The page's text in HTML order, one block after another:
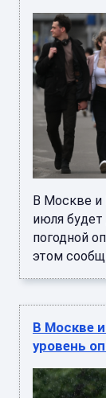
В Москве и
июля
погодной
этом
В Москве
уровень